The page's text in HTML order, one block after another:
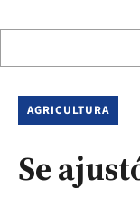
AGRICULTURA
Se